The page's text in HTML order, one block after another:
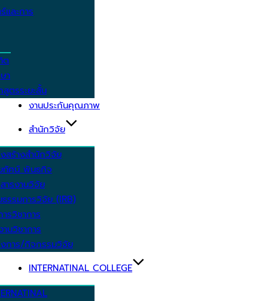
ละการ
ต
า
ตรระยะสั้น
งานประกันคุณภาพ
สำนักวิจัย
สร้างสำนักวิจัย
ทัศน์ พันธกิจ
ารงานวิจัย
รรมการวิจัย (IRB)
รวิชาการ
นวิชาการ
งการ/กิจกรรมวิจัย
INTERNATINAL COLLEGE